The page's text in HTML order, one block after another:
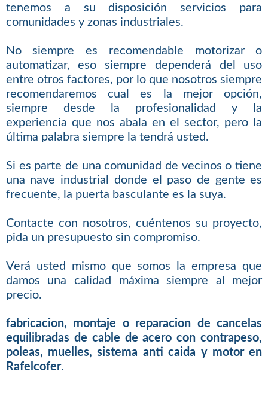
tenemos a su disposición servicios para
comunidades y zonas industriales.
No siempre es recomendable motorizar o
automatizar, eso siempre dependerá del uso
entre otros factores, por lo que nosotros siempre
recomendaremos cual es la mejor opción,
siempre desde la profesionalidad y la
experiencia que nos abala en el sector, pero la
última palabra siempre la tendrá usted.
Si es parte de una comunidad de vecinos o tiene
una nave industrial donde el paso de gente es
frecuente, la puerta basculante es la suya.
Contacte con nosotros, cuéntenos su proyecto,
pida un presupuesto sin compromiso.
Verá usted mismo que somos la empresa que
damos una calidad máxima siempre al mejor
precio.
fabricacion, montaje o reparacion de cancelas
equilibradas de cable de acero con contrapeso,
poleas, muelles, sistema anti caida y motor en
Rafelcofer.